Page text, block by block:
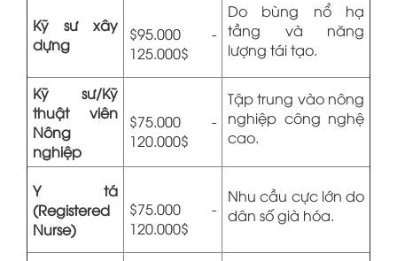
Kỹ sư xây
dựng
$95.000 -
125.000$
Do bùng nổ hạ
tầng và năng
lượng tái tạo.
Kỹ sư/Kỹ
thuật viên
Nông
nghiệp
$75.000 -
120.000$
Tập trung vào nông
nghiệp công nghệ
cao.
Y tá
(Registered
Nurse)
$75.000 -
120.000$
Nhu cầu cực lớn do
dân số già hóa.